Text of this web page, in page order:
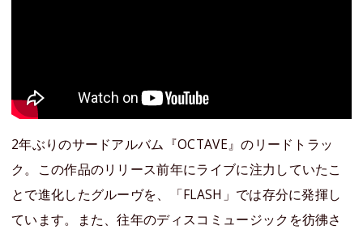
2年ぶりのサードアルバム『OCTAVE』のリードトラッ
ク。この作品のリリース前年にライブに注力していたこ
とで進化したグルーヴを、「FLASH」では存分に発揮し
ています。また、往年のディスコミュージックを彷彿さ